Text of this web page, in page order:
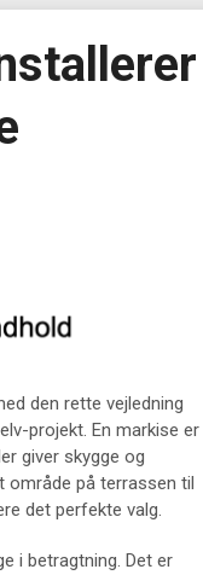
den rette vejledning
projekt. En markise er
giver skygge og
område på terrassen til
det perfekte valg.
i betragtning. Det er